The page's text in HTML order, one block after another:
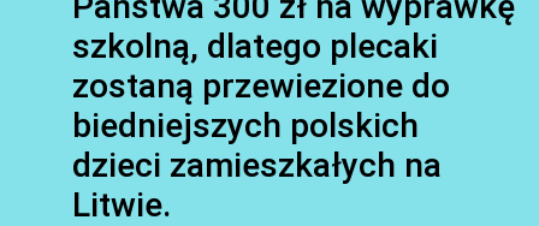
szkolną, dlatego plecaki
zostaną przewiezione do
biedniejszych polskich
dzieci zamieszkałych na
Litwie.